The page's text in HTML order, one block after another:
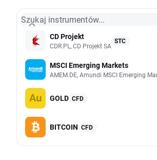
Szukaj instrumentów...
CD Projekt
CDR.PL, CD Projekt SA
STC
MSCI Emerging Markets
GOLD CFD
BITCOIN CFD